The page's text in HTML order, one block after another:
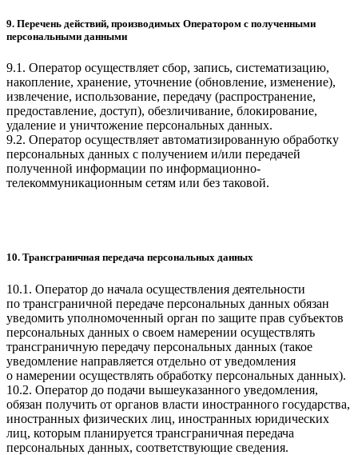
9. Перечень действий, производимых Оператором с полученными
персональными данными
9.1. Оператор осуществляет сбор, запись, систематизацию,
накопление, хранение, уточнение (обновление, изменение),
извлечение, использование, передачу (распространение,
предоставление, доступ), обезличивание, блокирование,
удаление и уничтожение персональных данных.
9.2. Оператор осуществляет автоматизированную обработку
персональных данных с получением и/или передачей
полученной информации по информационно-
телекоммуникационным сетям или без таковой.
10. Трансграничная передача персональных данных
10.1. Оператор до начала осуществления деятельности
по трансграничной передаче персональных данных обязан
уведомить уполномоченный орган по защите прав субъектов
персональных данных о своем намерении осуществлять
трансграничную передачу персональных данных (такое
уведомление направляется отдельно от уведомления
о намерении осуществлять обработку персональных данных).
10.2. Оператор до подачи вышеуказанного уведомления,
обязан получить от органов власти иностранного государства,
иностранных физических лиц, иностранных юридических
лиц, которым планируется трансграничная передача
персональных данных, соответствующие сведения.